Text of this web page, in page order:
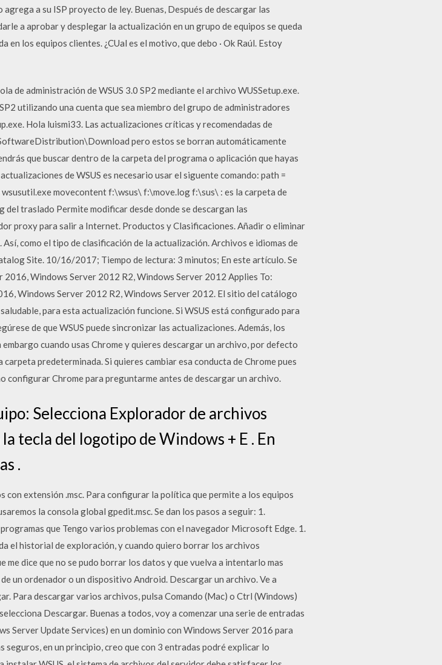
a su ISP proyecto de ley. Buenas, Después de descargar las
a aprobar y desplegar la actualización en un grupo de equipos se queda
los equipos clientes. ¿CUal es el motivo, que debo · Ok Raúl. Estoy
de administración de WSUS 3.0 SP2 mediante el archivo WUSSetup.exe.
utilizando una cuenta que sea miembro del grupo de administradores
Hola luismi33. Las actualizaciones críticas y recomendadas de
pero estos se borran automáticamente
que buscar dentro de la carpeta del programa o aplicación que hayas
de WSUS es necesario usar el siguente comando: path =
movecontent f:\wsus\ f:\move.log f:\sus\ : es la carpeta de
traslado Permite modificar desde donde se descargan las
proxy para salir a Internet. Productos y Clasificaciones. Añadir o eliminar
como el tipo de clasificación de la actualización. Archivos e idiomas de
Site. 10/16/2017; Tiempo de lectura: 3 minutos; En este artículo. Se
Windows Server 2012 R2, Windows Server 2012 Applies To:
Windows Server 2012 R2, Windows Server 2012. El sitio del catálogo
para esta actualización funcione. Si WSUS está configurado para
de que WSUS puede sincronizar las actualizaciones. Además, los
cuando usas Chrome y quieres descargar un archivo, por defecto
predeterminada. Si quieres cambiar esa conducta de Chrome pues
configurar Chrome para preguntarme antes de descargar un archivo.
Selecciona Explorador de archivos
tecla del logotipo de Windows + E . En
.
extensión .msc. Para configurar la política que permite a los equipos
la consola global gpedit.msc. Se dan los pasos a seguir: 1.
que Tengo varios problemas con el navegador Microsoft Edge. 1.
el historial de exploración, y cuando quiero borrar los archivos
me dice que no se pudo borrar los datos y que vuelva a intentarlo mas
un ordenador o un dispositivo Android. Descargar un archivo. Ve a
Para descargar varios archivos, pulsa Comando (Mac) o Ctrl (Windows)
Descargar. Buenas a todos, voy a comenzar una serie de entradas
Server Update Services) en un dominio con Windows Server 2016 para
seguros, en un principio, creo que con 3 entradas podré explicar lo